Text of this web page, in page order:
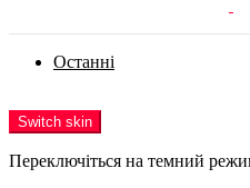
Останні
Switch skin
Переключіться на темний